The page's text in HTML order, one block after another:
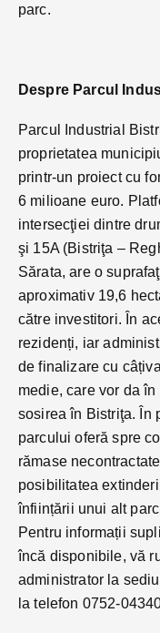
parc.
Despre Parcul
Parcul Industrial
proprietatea
printr-un proiect cu
6 milioane euro.
intersecţiei dintre
şi 15A (Bistriţa –
Sărata, are o
aproximativ 19,6
către investitori. În
rezidenți, iar
de finalizare cu
medie, care vor da
sosirea în Bistriţa. În
parcului oferă spre
rămase
posibilitatea
înființării unui alt
Pentru informații
încă disponibile, vă
administrator la
la telefon 0752-